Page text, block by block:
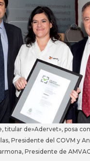
titular de»Adervet», posa
Presidente del COVM y
Presidente de